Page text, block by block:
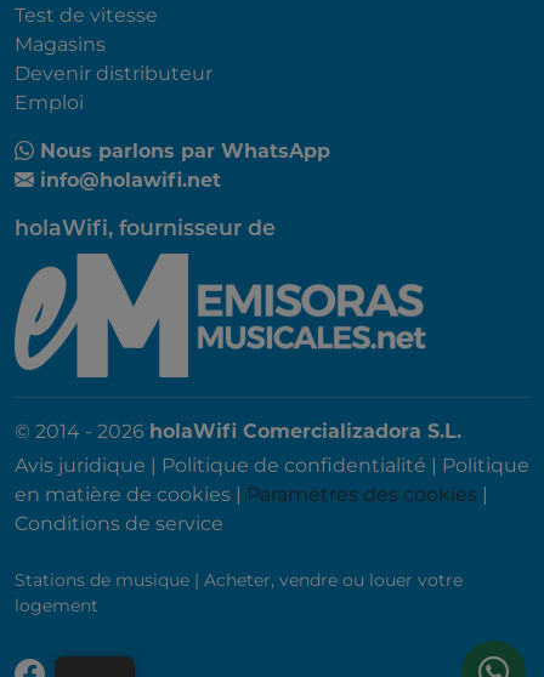
Test de vitesse
Magasins
Devenir distributeur
Emploi
Nous parlons par WhatsApp
info@holawifi.net
holaWifi, fournisseur de
© 2014 - 2026 holaWifi Comercializadora S.L.
Avis juridique
Politique de confidentialité
Politique
en matière de cookies
Paramètres des cookies
Conditions de service
Stations de musique | Acheter, vendre ou louer votre
logement